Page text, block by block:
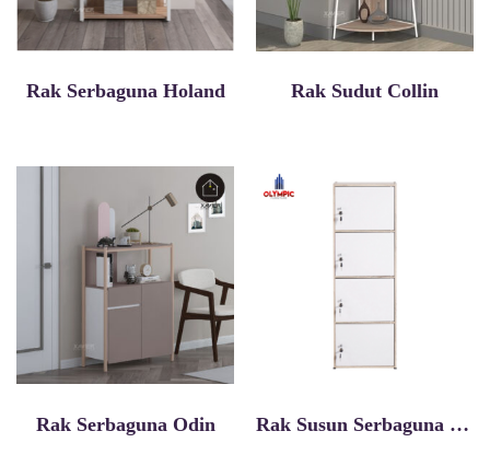
Rak Serbaguna Holand Rak Sudut Collin
Rak Serbaguna Odin Rak Susun Serbaguna Russell 4P